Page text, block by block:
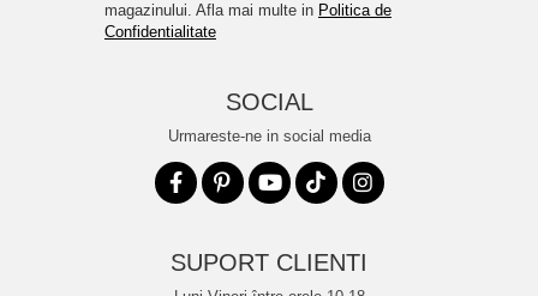
magazinului. Afla mai multe in Politica de
Confidentialitate
SOCIAL
Urmareste-ne in social media
SUPORT CLIENTI